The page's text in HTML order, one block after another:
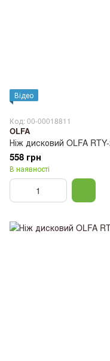
Відео
Код: 00-00018811
OLFA
Ніж дисковий OLFA
558 грн
В наявності